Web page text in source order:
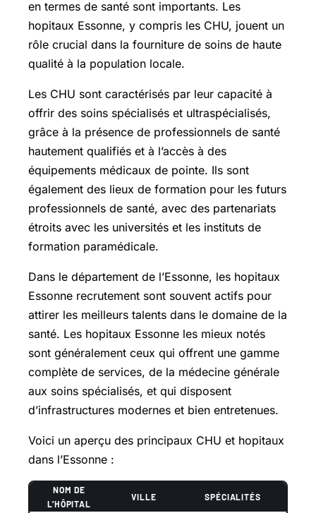
en termes de santé sont importants. Les
hopitaux Essonne, y compris les CHU, jouent un
rôle crucial dans la fourniture de soins de haute
qualité à la population locale.
Les CHU sont caractérisés par leur capacité à
offrir des soins spécialisés et ultraspécialisés,
grâce à la présence de professionnels de santé
hautement qualifiés et à l’accès à des
équipements médicaux de pointe. Ils sont
également des lieux de formation pour les futurs
professionnels de santé, avec des partenariats
étroits avec les universités et les instituts de
formation paramédicale.
Dans le département de l’Essonne, les hopitaux
Essonne recrutement sont souvent actifs pour
attirer les meilleurs talents dans le domaine de la
santé. Les hopitaux Essonne les mieux notés
sont généralement ceux qui offrent une gamme
complète de services, de la médecine générale
aux soins spécialisés, et qui disposent
d’infrastructures modernes et bien entretenues.
Voici un aperçu des principaux CHU et hopitaux
dans l’Essonne :
NOM DE
L’HÔPITAL
VILLE SPÉCIALITÉS